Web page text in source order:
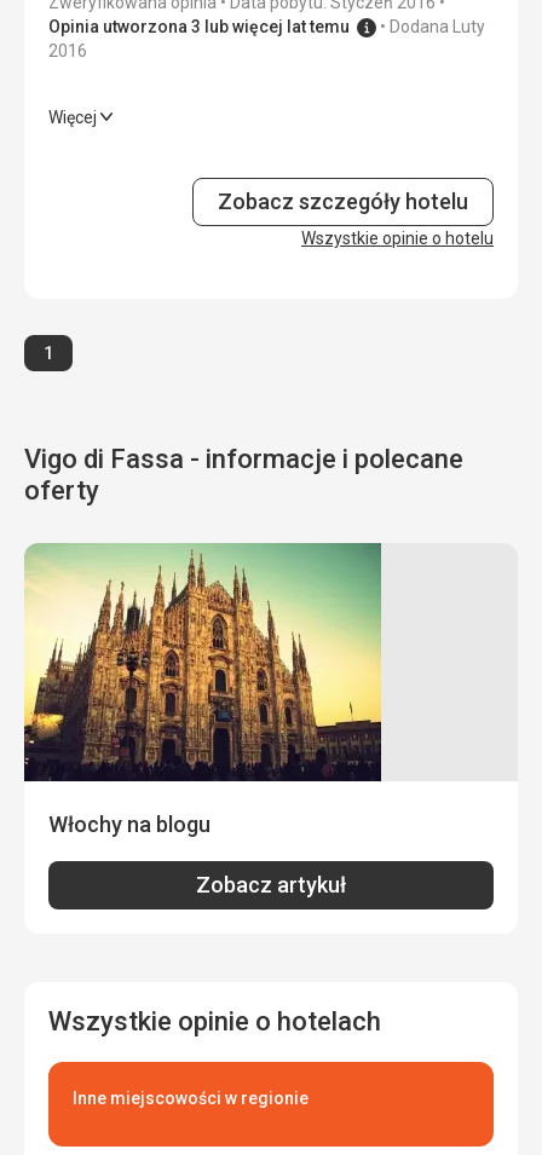
Sport 4,0/ 5
Opinia utworzona 3 lub więcej lat temu
Dodana Luty
2016
4,0 / 5
4,0/ 5
Cena
Więcej
Zobacz szczegóły hotelu
Wszystkie opinie o hotelu
Strona
1
Vigo di Fassa - informacje i polecane
oferty
Włochy na blogu
Zobacz artykuł
Wszystkie opinie o hotelach
Inne miejscowości w regionie